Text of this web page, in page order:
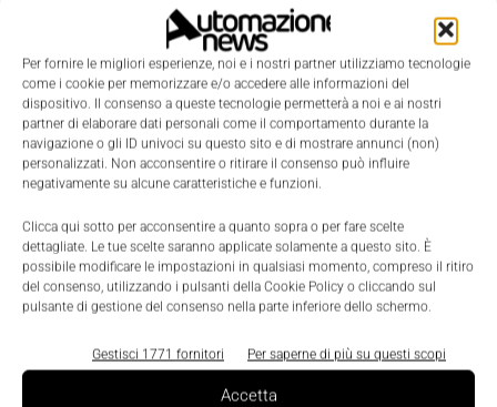
Per fornire le migliori esperienze, noi e i nostri partner utilizziamo tecnologie
come i cookie per memorizzare e/o accedere alle informazioni del
dispositivo. Il consenso a queste tecnologie permetterà a noi e ai nostri
partner di elaborare dati personali come il comportamento durante la
navigazione o gli ID univoci su questo sito e di mostrare annunci (non)
personalizzati. Non acconsentire o ritirare il consenso può influire
negativamente su alcune caratteristiche e funzioni.
Clicca qui sotto per acconsentire a quanto sopra o per fare scelte
dettagliate. Le tue scelte saranno applicate solamente a questo sito. È
possibile modificare le impostazioni in qualsiasi momento, compreso il ritiro
del consenso, utilizzando i pulsanti della Cookie Policy o cliccando sul
pulsante di gestione del consenso nella parte inferiore dello schermo.
Gestisci 1771 fornitori Per saperne di più su questi scopi
Accetta
LEGGI LA RIVISTA ⇢